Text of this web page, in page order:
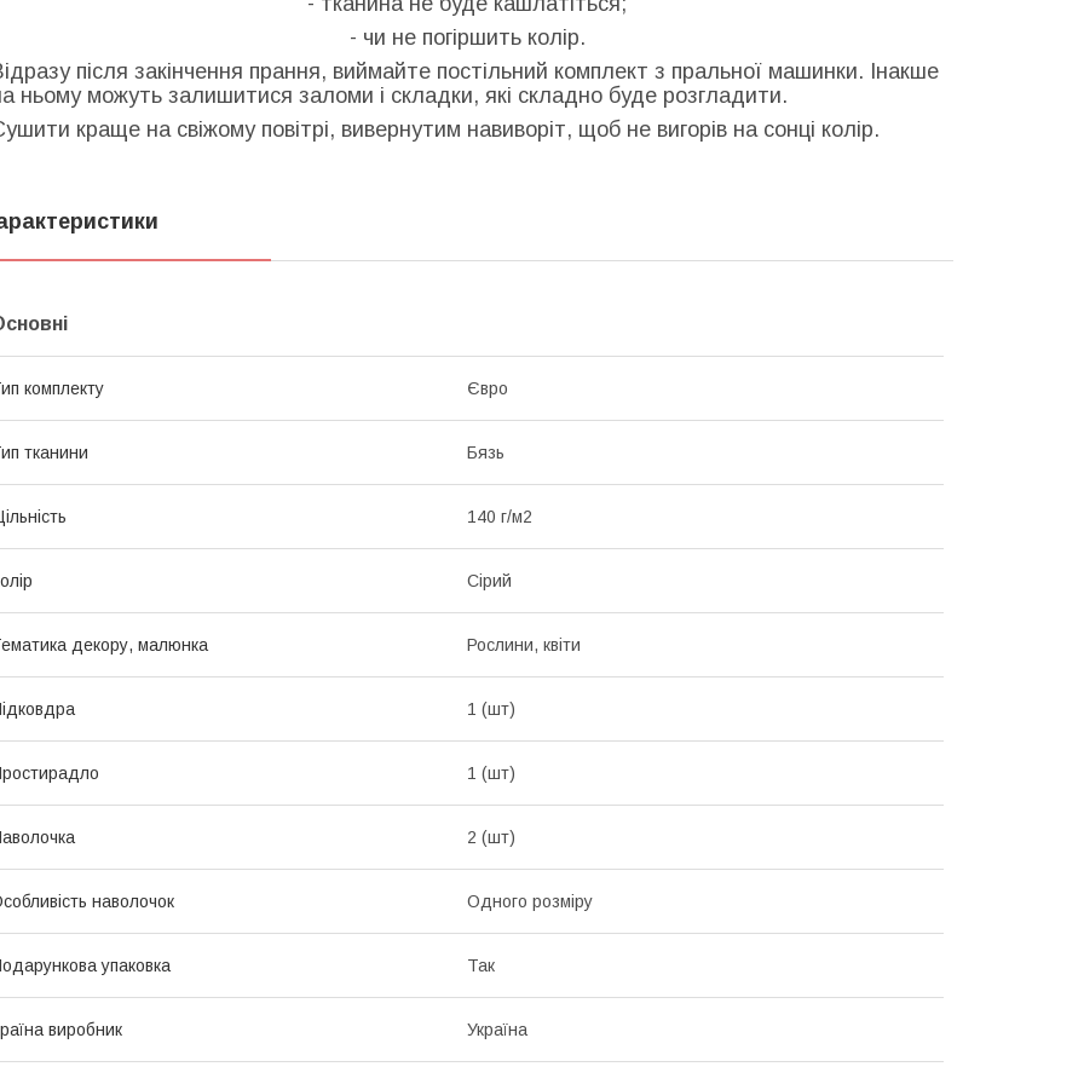
- чи не погіршить колір.
після закінчення прання, виймайте постільний комплект з пральної машинки. Інакше
ньому можуть залишитися заломи і складки, які складно буде розгладити.
краще на свіжому повітрі, вивернутим навиворіт, щоб не вигорів на сонці колір.
комплекту Євро
тканини Бязь
140 г/м2
Сірий
декору, малюнка Рослини, квіти
1 (шт)
1 (шт)
2 (шт)
наволочок Одного розміру
упаковка Так
виробник Україна